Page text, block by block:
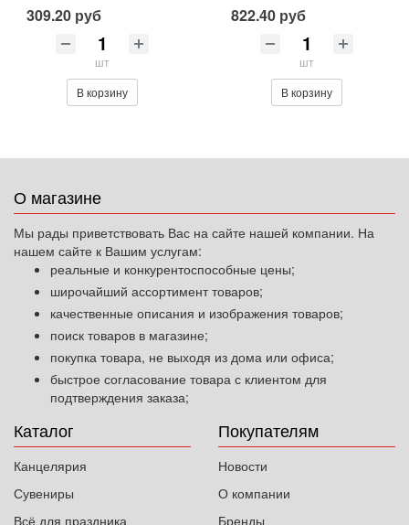
309.20 руб
шт
В корзину
822.40 руб
шт
В корзину
О магазине
Мы рады приветствовать Вас на сайте нашей компании. На
нашем сайте к Вашим услугам:
реальные и конкурентоспособные цены;
широчайший ассортимент товаров;
качественные описания и изображения товаров;
поиск товаров в магазине;
покупка товара, не выходя из дома или офиса;
быстрое согласование товара с клиентом для
подтверждения заказа;
Каталог
Канцелярия
Сувениры
Всё для праздника
Покупателям
Новости
О компании
Бренды